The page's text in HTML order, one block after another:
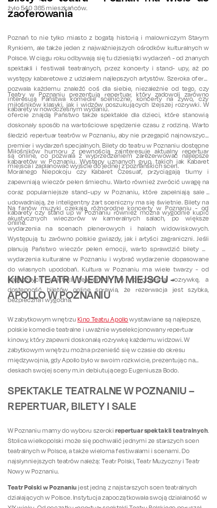
żyło 540 365 mieszkańców.
zaoferowania
Poznań to nie tylko miasto z bogatą historią i malowniczym Starym
Rynkiem, ale także jeden z najważniejszych ośrodków kulturalnych w
Polsce. W ciągu roku odbywają się tu dziesiątki wydarzeń - od znanych
spektakli i festiwali teatralnych, przez koncerty i stand- upy, aż po
występy kabaretowe z udziałem najlepszych artystów. Szeroka oferta
pozwala każdemu znaleźć coś dla siebie, niezależnie od tego, czy
interesują Państwa komedie sceniczne, koncerty na żywo, czy
kabarety w nowoczesnym wydaniu.
Teatry w Poznaniu prezentują repertuar, który zadowoli zarówno
miłośników klasyki, jak i widzów poszukujących lżejszej rozrywki. W
ofercie znajdą Państwo także spektakle dla dzieci, które stanowią
doskonały sposób na wartościowe spędzenie czasu z rodziną. Warto
śledzić repertuar teatrów w Poznaniu, aby nie przegapić najnowszych
premier i wydarzeń specjalnych. Bilety do teatru w Poznaniu dostępne
są online, co pozwala z wyprzedzeniem zarezerwować najlepsze
miejsca i zaplanować wyjście do jednej z poznańskich scen.
Miłośników humoru z pewnością zainteresuje aktualny repertuar
kabaretów w Poznaniu. Występy uznanych grup, takich jak Kabaret
Moralnego Niepokoju czy Kabaret Czesuaf, przyciągają tłumy i
zapewniają wieczór pełen śmiechu. Warto również zwrócić uwagę na
coraz popularniejsze stand-upy w Poznaniu, które zapełniają sale i
udowadniają, że inteligentny żart sceniczny ma się świetnie. Bilety na
kabarety czy stand up w Poznaniu również można wygodnie kupić
online.
Na fanów muzyki czekają różnorodne koncerty w Poznaniu - od
akustycznych wieczorów w kameralnych salach, po większe
wydarzenia na scenach plenerowych i halach widowiskowych.
Występują tu zarówno polskie gwiazdy, jak i artyści zagraniczni. Jeśli
planują Państwo wieczór pełen emocji, warto sprawdzić bilety na
wydarzenia kulturalne w Poznaniu i wybrać wydarzenie dopasowane
do własnych upodobań. Kultura w Poznaniu ma wiele twarzy - od
klasycznych spektakli teatralnych po nowoczesną rozrywkę, a
dostępność biletów online sprawia, że rezerwacja jest szybka,
bezpieczna i wygodna.
KINO I TEATR W JEDNYM MIEJSCU -
APOLLO W POZNANIU
W zabytkowym wnętrzu Kino Teatru Apollo wystawiane są najlepsze,
polskie komedie teatralne i uważnie wyselekcjonowany repertuar
kinowy, który zapewni doskonałą rozrywkę każdemu widzowi. W
zabytkowym wnętrzu można przenieść się w czasie do okresu
międzywojnia, gdy Apollo było w swoim rozkwicie, prezentując na
deskach swojej sceny m.in debiutującego Eugeniusza Bodo.
SPEKTAKLE TEATRALNE W POZNANIU –
REPERTUAR, BILETY I SALE
W Poznaniu mamy do wyboru szerokirepertuar spektakli teatralnych.
Stolica wielkopolski może się pochwalić jednymi ze starszych scen
teatralnych w Polsce, a także wieloma festiwalami i scenami. Do
najsłynniejszych teatrów należą: Teatr Polski, Teatr Muzyczny i Teatr
Nowy w Poznaniu.
Teatr Polski w Poznaniu jest jedną z najstarszych scen teatralnych
działających w Polsce. Instytucja zapoczątkowała swoją działalność w